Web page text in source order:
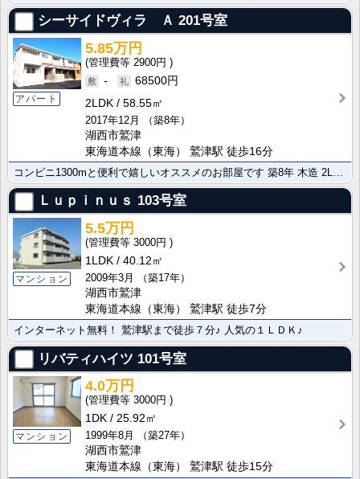
シーサイドヴィラ Ａ 201号室
アパート
5.85万円
2900円
-
68500円
2LDK
58.55㎡
2017年12月
（築8年）
湖西市鷲津
東海道本線（東海） 鷲津駅 徒歩16分
Ｌｕｐｉｎｕｓ 103号室
マンション
5.5万円
3000円
1LDK
40.12㎡
2009年3月
（築17年）
湖西市鷲津
東海道本線（東海） 鷲津駅 徒歩7分
インターネット無料！ 鷲津駅まで徒歩７分♪ 人気の１ＬＤＫ♪
リバティハイツ 101号室
マンション
4.0万円
3000円
1DK
25.92㎡
1999年8月
（築27年）
湖西市鷲津
東海道本線（東海） 鷲津駅 徒歩15分